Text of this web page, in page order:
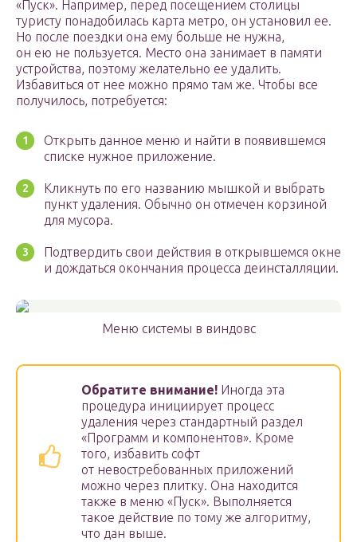
«Пуск». Например, перед посещением столицы
туристу понадобилась карта метро, он установил ее.
Но после поездки она ему больше не нужна,
он ею не пользуется. Место она занимает в памяти
устройства, поэтому желательно ее удалить.
Избавиться от нее можно прямо там же. Чтобы все
получилось, потребуется:
Открыть данное меню и найти в появившемся
списке нужное приложение.
Кликнуть по его названию мышкой и выбрать
пункт удаления. Обычно он отмечен корзиной
для мусора.
Подтвердить свои действия в открывшемся окне
и дождаться окончания процесса деинсталляции.
Меню системы в виндовс
Обратите внимание! Иногда эта
процедура инициирует процесс
удаления через стандартный раздел
«Программ и компонентов». Кроме
того, избавить софт
от невостребованных приложений
можно через плитку. Она находится
также в меню «Пуск». Выполняется
такое действие по тому же алгоритму,
что дан выше.